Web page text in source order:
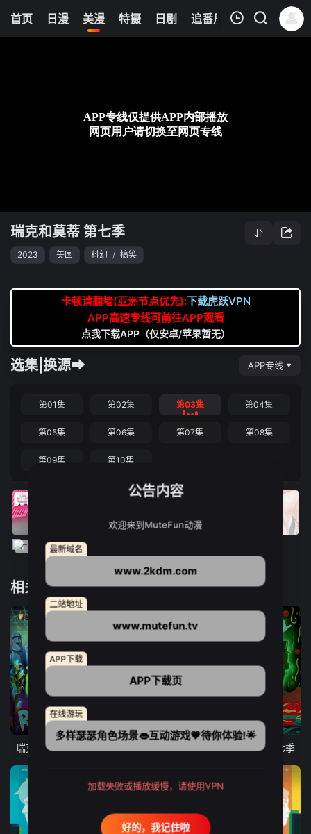
首页 日漫 美漫 特摄 日剧 追番周表 今日更新
6
清空
瑞克和莫蒂 第七季
2023 美国 科幻 / 搞笑
卡顿请翻墙(亚洲节点优先):下载虎跃VPN
APP高速专线可前往APP观看
点我下载APP（仅安卓/苹果暂无）
选集|换源➡ APP专线
第01集 第02集 第03集 第04集
第05集 第06集 第07集 第08集
第09集 第10集
相关推荐
10集全
瑞克和莫蒂 第八季
9集全 10集全
瑞克和莫蒂 第七季
公告内容
欢迎来到MuteFun动漫
最新域名
www.2kdm.com
二站地址
www.mutefun.tv
APP下载
APP下载页
在线游玩
多样瑟瑟角色场景👄互动游戏💗待你体验!🌟
加载失败或播放缓慢，请使用VPN
好的，我记住啦